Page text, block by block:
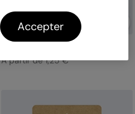
Instant Rêvé
À partir de 1,25 €
Accepter